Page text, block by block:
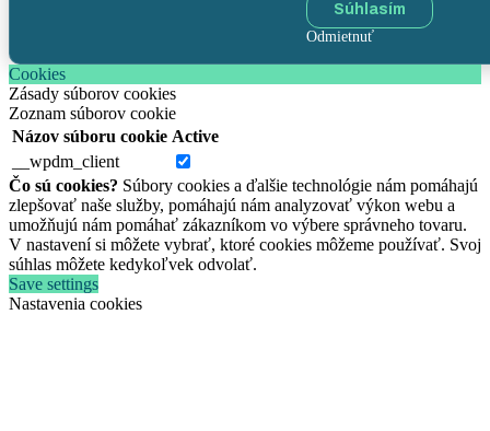
Súhlasím
Odmietnuť
Cookies
Zásady súborov cookies
Zoznam súborov cookie
Názov súboru cookie Active
__wpdm_client
Čo sú cookies? Súbory cookies a ďalšie technológie nám pomáhajú
zlepšovať naše služby, pomáhajú nám analyzovať výkon webu a
umožňujú nám pomáhať zákazníkom vo výbere správneho tovaru.
V nastavení si môžete vybrať, ktoré cookies môžeme používať. Svoj
súhlas môžete kedykoľvek odvolať.
Save settings
Nastavenia cookies